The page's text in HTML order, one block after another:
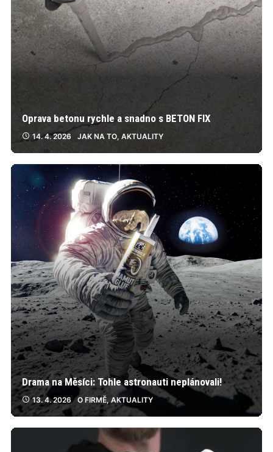
Oprava betonu rychle a snadno s BETON FIX
14. 4. 2026 JAK NA TO, AKTUALITY
Drama na Měsíci: Tohle astronauti neplánovali!
13. 4. 2026 O FIRMĚ, AKTUALITY